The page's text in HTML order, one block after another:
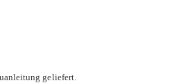
geliefert.